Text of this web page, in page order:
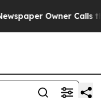
Owner Calls the